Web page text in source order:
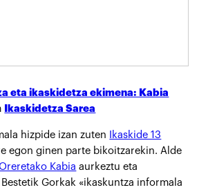
eta ikaskidetza ekimena: Kabia
Ikaskidetza Sarea
hizpide izan zuten
Ikaskide 13
egon ginen parte bikoitzarekin. Alde
Kabia aurkeztu eta
Gorkak «ikaskuntza informala